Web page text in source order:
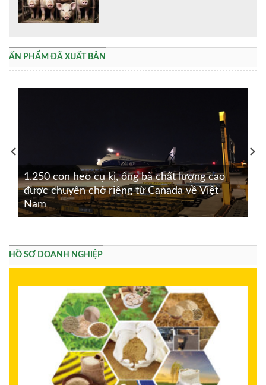
ẤN PHẨM ĐÃ XUẤT BẢN
1.250 con heo cụ kị, ông bà chất lượng cao
được chuyên chở riêng từ Canada về Việt
Nam
HỒ SƠ DOANH NGHIỆP